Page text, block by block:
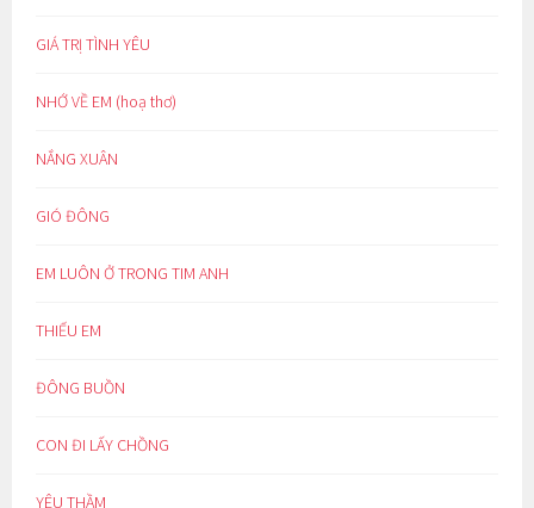
GIÁ TRỊ TÌNH YÊU
NHỚ VỀ EM (hoạ thơ)
NẮNG XUÂN
GIÓ ĐÔNG
EM LUÔN Ở TRONG TIM ANH
THIẾU EM
ĐÔNG BUỒN
CON ĐI LẤY CHỒNG
YÊU THẦM